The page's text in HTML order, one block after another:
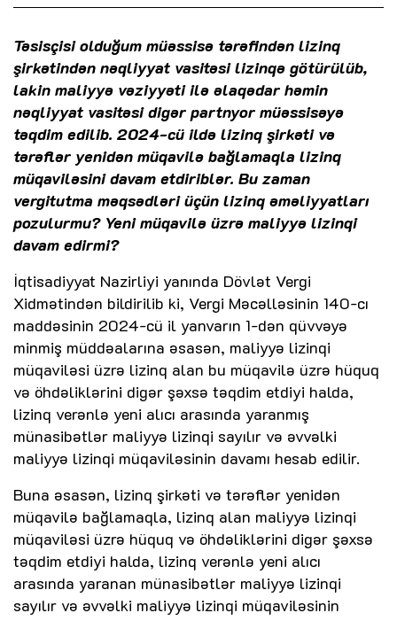
Təsisçisi olduğum müəssisə tərəfindən lizinq
şirkətindən nəqliyyat vasitəsi lizinqə götürülüb,
lakin maliyyə vəziyyəti ilə əlaqədar həmin
nəqliyyat vasitəsi digər partnyor müəssisəyə
təqdim edilib. 2024-cü ildə lizinq şirkəti və
tərəflər yenidən müqavilə bağlamaqla lizinq
müqaviləsini davam etdiriblər. Bu zaman
vergitutma məqsədləri üçün lizinq əməliyyatları
pozulurmu? Yeni müqavilə üzrə maliyyə lizinqi
davam edirmi?
İqtisadiyyat Nazirliyi yanında Dövlət Vergi
Xidmətindən bildirilib ki, Vergi Məcəlləsinin 140-cı
maddəsinin 2024-cü il yanvarın 1-dən qüvvəyə
minmiş müddəalarına əsasən, maliyyə lizinqi
müqaviləsi üzrə lizinq alan bu müqavilə üzrə hüquq
və öhdəliklərini digər şəxsə təqdim etdiyi halda,
lizinq verənlə yeni alıcı arasında yaranmış
münasibətlər maliyyə lizinqi sayılır və əvvəlki
maliyyə lizinqi müqaviləsinin davamı hesab edilir.
Buna əsasən, lizinq şirkəti və tərəflər yenidən
müqavilə bağlamaqla, lizinq alan maliyyə lizinqi
müqaviləsi üzrə hüquq və öhdəliklərini digər şəxsə
təqdim etdiyi halda, lizinq verənlə yeni alıcı
arasında yaranan münasibətlər maliyyə lizinqi
sayılır və əvvəlki maliyyə lizinqi müqaviləsinin